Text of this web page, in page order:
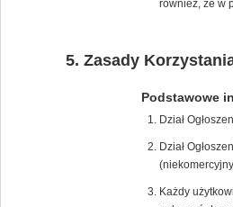
również, że w
Zasady
Podstawowe
Dział
Dział
Każdy